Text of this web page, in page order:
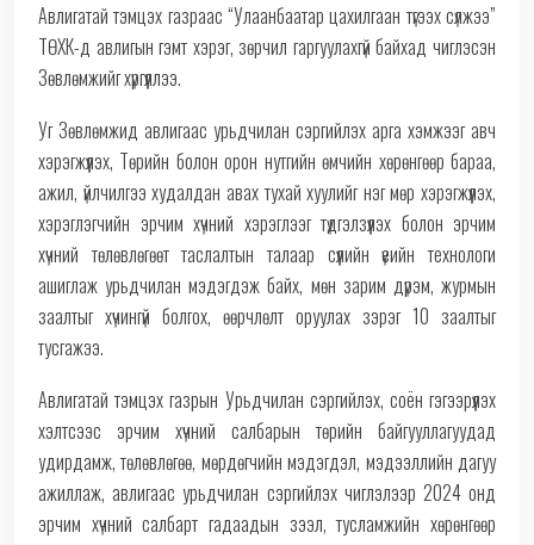
Авлигатай тэмцэх газраас “Улаанбаатар цахилгаан түгээх сүлжээ”
ТӨХК-д авлигын гэмт хэрэг, зөрчил гаргуулахгүй байхад чиглэсэн
Зөвлөмжийг хүргүүллээ.
Уг Зөвлөмжид авлигаас урьдчилан сэргийлэх арга хэмжээг авч
хэрэгжүүлэх, Төрийн болон орон нутгийн өмчийн хөрөнгөөр бараа,
ажил, үйлчилгээ худалдан авах тухай хуулийг нэг мөр хэрэгжүүлэх,
хэрэглэгчийн эрчим хүчний хэрэглээг түдгэлзүүлэх болон эрчим
хүчний төлөвлөгөөт таслалтын талаар сүүлийн үеийн технологи
ашиглаж урьдчилан мэдэгдэж байх, мөн зарим дүрэм, журмын
заалтыг хүчингүй болгох, өөрчлөлт оруулах зэрэг 10 заалтыг
тусгажээ.
Авлигатай тэмцэх газрын Урьдчилан сэргийлэх, соён гэгээрүүлэх
хэлтсээс эрчим хүчний салбарын төрийн байгууллагуудад
удирдамж, төлөвлөгөө, мөрдөгчийн мэдэгдэл, мэдээллийн дагуу
ажиллаж, авлигаас урьдчилан сэргийлэх чиглэлээр 2024 онд
эрчим хүчний салбарт гадаадын зээл, тусламжийн хөрөнгөөр